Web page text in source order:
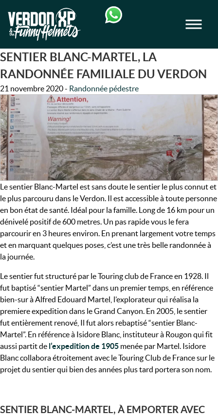
navigation
content
VERDON-XP | RAFTING, CANOE &
SENTIER BLANC-MARTEL, LA
RANDONNÉE FAMILIALE DU VERDON
21 novembre 2020- Randonnée pédestre
Le sentier Blanc-Martel est sans doute le sentier le plus connut et
le plus parcouru dans le Verdon. Il est accessible à toute personne
en bon état de santé. Idéal pour la famille. Long de 16 km pour un
dénivelé positif de 600 metres. Un pas rapide vous le fera
parcourir en 3 heures environ. En prenant largement votre temps
et en marquant quelques poses, c’est une très belle randonnée à
la journée.
Le sentier fut structuré par le Touring club de France en 1928. Il
fut baptisé “sentier Martel” dans un premier temps, en référence
bien-sur à Alfred Edouard Martel, l’explorateur qui réalisa la
premiere expedition dans le Grand Canyon. En 2005, le sentier
fut entièrement renové, Il fut alors rebaptisé “sentier Blanc-
Martel”. En référence à Isidore Blanc, instituteur à Rougon qui fit
aussi partit de l’expedition de 1905 menée par Martel. Isidore
Blanc collabora étroitement avec le Touring Club de France sur le
projet du sentier qui bien des années plus tard portera son nom.
SENTIER BLANC-MARTEL, À EMPORTER AVEC